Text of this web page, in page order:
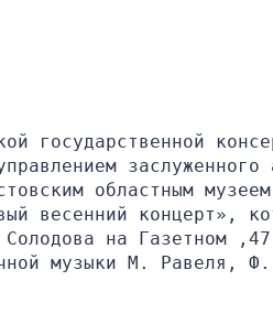
государственной
заслуженного
областным
весенний концерт»,
на Газетном
музыки М. Равеля,